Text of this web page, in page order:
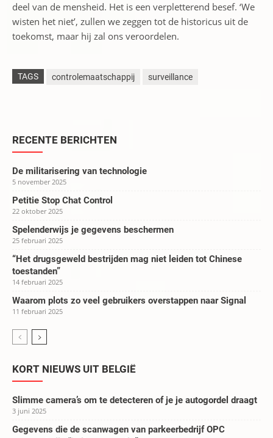
deel van de mensheid. Het is een verpletterend besef. ‘We
wisten het niet’, zullen we zeggen tot de historicus uit de
toekomst, maar hij zal ons veroordelen.
TAGS controlemaatschappij surveillance
RECENTE BERICHTEN
De militarisering van technologie
5 november 2025
Petitie Stop Chat Control
22 oktober 2025
Spelenderwijs je gegevens beschermen
25 februari 2025
“Het drugsgeweld bestrijden mag niet leiden tot Chinese
toestanden”
14 februari 2025
Waarom plots zo veel gebruikers overstappen naar Signal
11 februari 2025
KORT NIEUWS UIT BELGIË
Slimme camera’s om te detecteren of je je autogordel draagt
3 juni 2025
Gegevens die de scanwagen van parkeerbedrijf OPC